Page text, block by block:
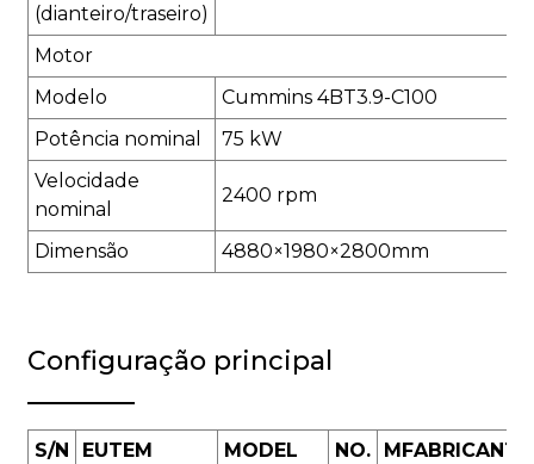
(dianteiro/traseiro)
Motor
Modelo
Cummins 4BT3.9-C100
Potência nominal
75 kW
Velocidade
nominal
2400 rpm
Dimensão 4880×1980×2800mm
Configuração principal
S/N EUTEM MODEL NO. MFABRICANTE